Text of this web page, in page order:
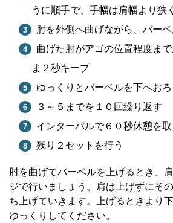
うに順手で、手幅は肩幅より狭
肘を外側へ曲げながら、バー
曲げた肘がアゴの位置程度ま
ま２秒キープ
ゆっくりとバーベルを下へおろ
３～５までを１０回繰り返す
インターバルで６０秒休憩を取
残り２セットを行う
肘を曲げてバーベルを上げるとき、
ジで行いましょう。肩は上げずにそ
ち上げていきます。上げるときより
ゆっくりしてください。